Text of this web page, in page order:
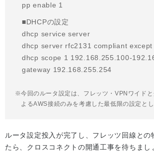
pp enable 1
■DHCPの設定
dhcp service server
dhcp server rfc2131 compliant
dhcp scope 1 192.168.255.100-
gateway 192.168.255.254
今回のルータ設定は、フレッツ・VPNワイド
よるAWS接続のみを考慮した最低限の設定とし
ルータ設定投入が完了し、フレッツ回線との
たら、クロスコネクトの開通工事を待ちまし